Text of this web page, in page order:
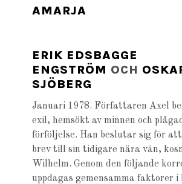
AMARJA
ERIK EDSBAGGE
ENGSTRÖM OCH
SJÖBERG
Januari 1978. Författaren Axel
exil, hemsökt av minnen och
förföljelse. Han beslutar sig för
brev till sin tidigare nära vän,
Wilhelm. Genom den följande
uppdagas gemensamma faktorer i